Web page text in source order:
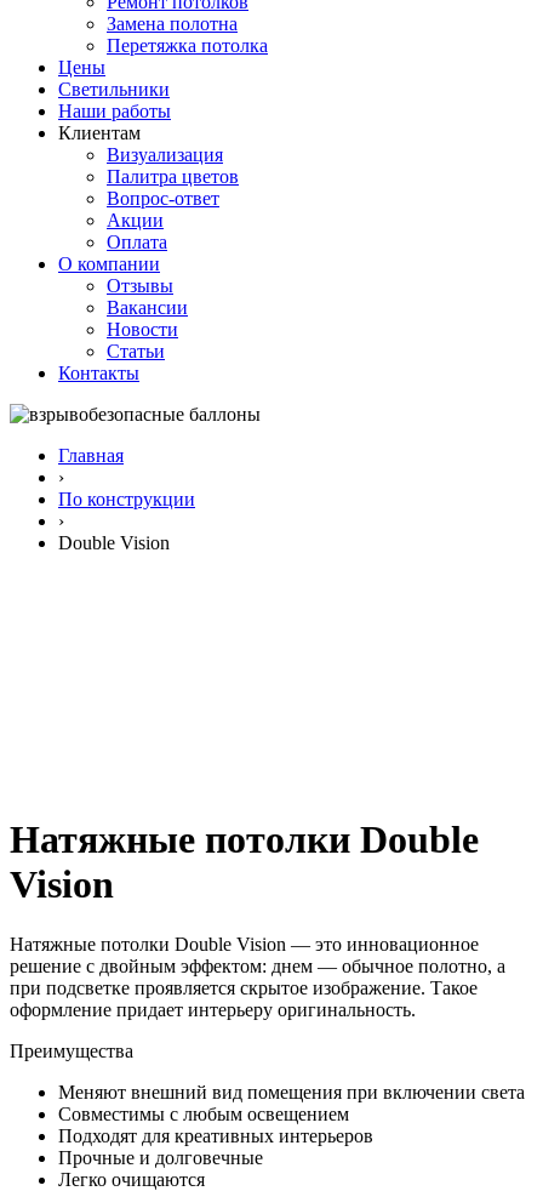
Замена полотна
Перетяжка потолка
Цены
Светильники
Наши работы
Клиентам
Визуализация
Палитра цветов
Вопрос-ответ
Акции
Оплата
О компании
Отзывы
Вакансии
Новости
Статьи
Контакты
Главная
›
По конструкции
›
Double Vision
Натяжные потолки Double
Vision
Натяжные потолки Double Vision — это инновационное
решение с двойным эффектом: днем — обычное полотно, а
при подсветке проявляется скрытое изображение. Такое
оформление придает интерьеру оригинальность.
Преимущества
Меняют внешний вид помещения при включении света
Совместимы с любым освещением
Подходят для креативных интерьеров
Прочные и долговечные
Легко очищаются